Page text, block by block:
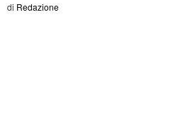
di Redazione